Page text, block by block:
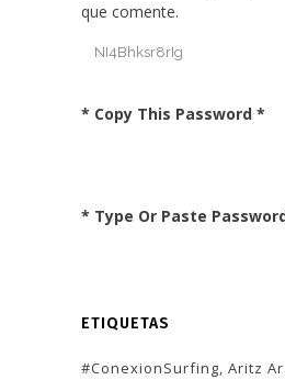
que comente.
* Copy This Password *
* Type Or Paste
ETIQUETAS
#ConexionSurfing Aritz